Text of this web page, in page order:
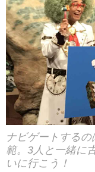
ナビゲートする
範。3人と一緒に
いに行こう！